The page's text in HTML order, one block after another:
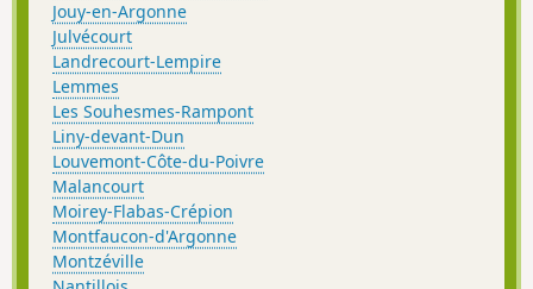
Jouy-en-Argonne
Julvécourt
Landrecourt-Lempire
Lemmes
Les Souhesmes-Rampont
Liny-devant-Dun
Louvemont-Côte-du-Poivre
Malancourt
Moirey-Flabas-Crépion
Montfaucon-d'Argonne
Montzéville